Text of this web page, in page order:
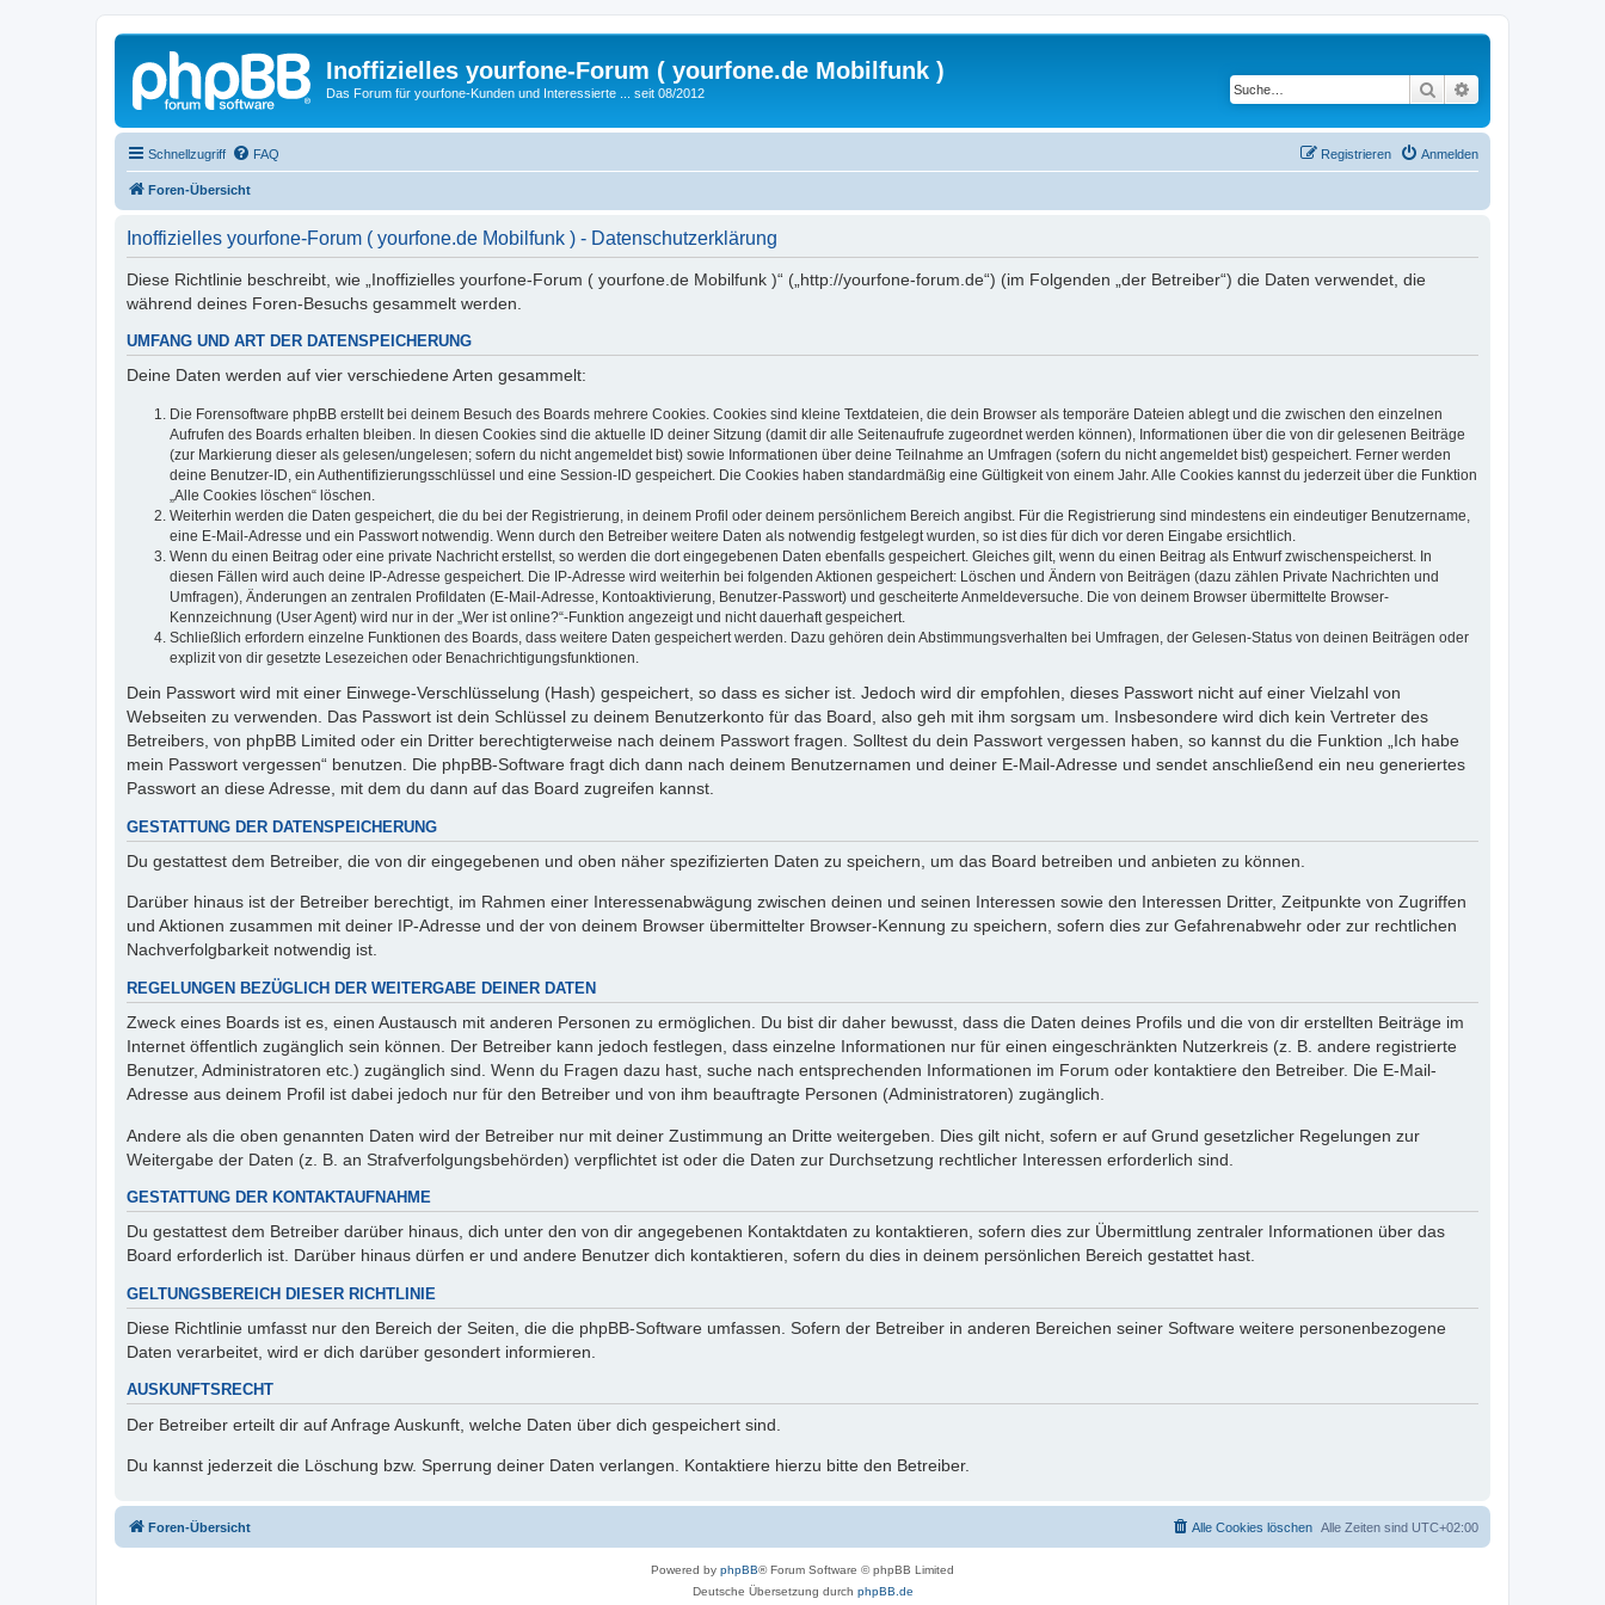
Inoffizielles yourfone-Forum ( yourfone.de Mobilfunk )
Das Forum für yourfone-Kunden und Interessierte ... seit 08/2012 Suche
Schnellzugriff FAQ Anmelden
Registrieren
Foren-Übersicht
Inoffizielles yourfone-Forum ( yourfone.de Mobilfunk ) - Datenschutzerklärung
Diese Richtlinie beschreibt, wie „Inoffizielles yourfone-Forum ( yourfone.de Mobilfunk )“ („http://yourfone-forum.de“) (im Folgenden „der Betreiber“) die Daten verwendet, die
während deines Foren-Besuchs gesammelt werden.
UMFANG UND ART DER DATENSPEICHERUNG
Deine Daten werden auf vier verschiedene Arten gesammelt:
Die Forensoftware phpBB erstellt bei deinem Besuch des Boards mehrere Cookies. Cookies sind kleine Textdateien, die dein Browser als temporäre Dateien ablegt und die zwischen den einzelnen
Aufrufen des Boards erhalten bleiben. In diesen Cookies sind die aktuelle ID deiner Sitzung (damit dir alle Seitenaufrufe zugeordnet werden können), Informationen über die von dir gelesenen Beiträge
(zur Markierung dieser als gelesen/ungelesen; sofern du nicht angemeldet bist) sowie Informationen über deine Teilnahme an Umfragen (sofern du nicht angemeldet bist) gespeichert. Ferner werden
deine Benutzer-ID, ein Authentifizierungsschlüssel und eine Session-ID gespeichert. Die Cookies haben standardmäßig eine Gültigkeit von einem Jahr. Alle Cookies kannst du jederzeit über die Funktion
„Alle Cookies löschen“ löschen.
Weiterhin werden die Daten gespeichert, die du bei der Registrierung, in deinem Profil oder deinem persönlichem Bereich angibst. Für die Registrierung sind mindestens ein eindeutiger Benutzername,
eine E-Mail-Adresse und ein Passwort notwendig. Wenn durch den Betreiber weitere Daten als notwendig festgelegt wurden, so ist dies für dich vor deren Eingabe ersichtlich.
Wenn du einen Beitrag oder eine private Nachricht erstellst, so werden die dort eingegebenen Daten ebenfalls gespeichert. Gleiches gilt, wenn du einen Beitrag als Entwurf zwischenspeicherst. In
diesen Fällen wird auch deine IP-Adresse gespeichert. Die IP-Adresse wird weiterhin bei folgenden Aktionen gespeichert: Löschen und Ändern von Beiträgen (dazu zählen Private Nachrichten und
Umfragen), Änderungen an zentralen Profildaten (E-Mail-Adresse, Kontoaktivierung, Benutzer-Passwort) und gescheiterte Anmeldeversuche. Die von deinem Browser übermittelte Browser-
Kennzeichnung (User Agent) wird nur in der „Wer ist online?“-Funktion angezeigt und nicht dauerhaft gespeichert.
Schließlich erfordern einzelne Funktionen des Boards, dass weitere Daten gespeichert werden. Dazu gehören dein Abstimmungsverhalten bei Umfragen, der Gelesen-Status von deinen Beiträgen oder
explizit von dir gesetzte Lesezeichen oder Benachrichtigungsfunktionen.
Dein Passwort wird mit einer Einwege-Verschlüsselung (Hash) gespeichert, so dass es sicher ist. Jedoch wird dir empfohlen, dieses Passwort nicht auf einer Vielzahl von
Webseiten zu verwenden. Das Passwort ist dein Schlüssel zu deinem Benutzerkonto für das Board, also geh mit ihm sorgsam um. Insbesondere wird dich kein Vertreter des
Betreibers, von phpBB Limited oder ein Dritter berechtigterweise nach deinem Passwort fragen. Solltest du dein Passwort vergessen haben, so kannst du die Funktion „Ich habe
mein Passwort vergessen“ benutzen. Die phpBB-Software fragt dich dann nach deinem Benutzernamen und deiner E-Mail-Adresse und sendet anschließend ein neu generiertes
Passwort an diese Adresse, mit dem du dann auf das Board zugreifen kannst.
GESTATTUNG DER DATENSPEICHERUNG
Du gestattest dem Betreiber, die von dir eingegebenen und oben näher spezifizierten Daten zu speichern, um das Board betreiben und anbieten zu können.
Darüber hinaus ist der Betreiber berechtigt, im Rahmen einer Interessenabwägung zwischen deinen und seinen Interessen sowie den Interessen Dritter, Zeitpunkte von Zugriffen
und Aktionen zusammen mit deiner IP-Adresse und der von deinem Browser übermittelter Browser-Kennung zu speichern, sofern dies zur Gefahrenabwehr oder zur rechtlichen
Nachverfolgbarkeit notwendig ist.
REGELUNGEN BEZÜGLICH DER WEITERGABE DEINER DATEN
Zweck eines Boards ist es, einen Austausch mit anderen Personen zu ermöglichen. Du bist dir daher bewusst, dass die Daten deines Profils und die von dir erstellten Beiträge im
Internet öffentlich zugänglich sein können. Der Betreiber kann jedoch festlegen, dass einzelne Informationen nur für einen eingeschränkten Nutzerkreis (z. B. andere registrierte
Benutzer, Administratoren etc.) zugänglich sind. Wenn du Fragen dazu hast, suche nach entsprechenden Informationen im Forum oder kontaktiere den Betreiber. Die E-Mail-
Adresse aus deinem Profil ist dabei jedoch nur für den Betreiber und von ihm beauftragte Personen (Administratoren) zugänglich.
Andere als die oben genannten Daten wird der Betreiber nur mit deiner Zustimmung an Dritte weitergeben. Dies gilt nicht, sofern er auf Grund gesetzlicher Regelungen zur
Weitergabe der Daten (z. B. an Strafverfolgungsbehörden) verpflichtet ist oder die Daten zur Durchsetzung rechtlicher Interessen erforderlich sind.
GESTATTUNG DER KONTAKTAUFNAHME
Du gestattest dem Betreiber darüber hinaus, dich unter den von dir angegebenen Kontaktdaten zu kontaktieren, sofern dies zur Übermittlung zentraler Informationen über das
Board erforderlich ist. Darüber hinaus dürfen er und andere Benutzer dich kontaktieren, sofern du dies in deinem persönlichen Bereich gestattet hast.
GELTUNGSBEREICH DIESER RICHTLINIE
Diese Richtlinie umfasst nur den Bereich der Seiten, die die phpBB-Software umfassen. Sofern der Betreiber in anderen Bereichen seiner Software weitere personenbezogene
Daten verarbeitet, wird er dich darüber gesondert informieren.
AUSKUNFTSRECHT
Der Betreiber erteilt dir auf Anfrage Auskunft, welche Daten über dich gespeichert sind.
Du kannst jederzeit die Löschung bzw. Sperrung deiner Daten verlangen. Kontaktiere hierzu bitte den Betreiber.
Foren-Übersicht Alle Zeiten sind UTC+02:00
Alle Cookies löschen
Powered by phpBB® Forum Software © phpBB Limited
Deutsche Übersetzung durch phpBB.de